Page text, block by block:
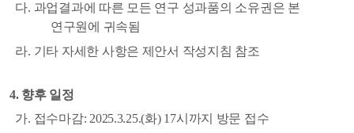
다. 과업결과에 따른 모든 연구 성과품의 소유권은 본
연구원에 귀속됨
라. 기타 자세한 사항은 제안서 작성지침 참조
4. 향후 일정
가. 접수마감: 2025.3.25.(화) 17시까지 방문 접수